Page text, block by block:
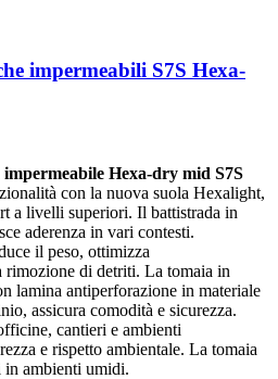
impermeabili S7S Hexa-
Hexa-dry mid S7S
con la nuova suola Hexalight,
a livelli superiori. Il battistrada in
aderenza in vari contesti.
il peso, ottimizza
rimozione di detriti. La tomaia in
lamina antiperforazione in materiale
assicura comodità e sicurezza.
cantieri e ambienti
e rispetto ambientale. La tomaia
in ambienti umidi.